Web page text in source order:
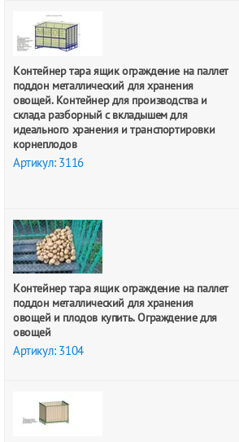
Контейнер тара ящик ограждение на паллет
поддон металлический для хранения
овощей. Контейнер для производства и
склада разборный с вкладышем для
идеального хранения и транспортировки
корнеплодов
Артикул: 3116
Контейнер тара ящик ограждение на паллет
поддон металлический для хранения
овощей и плодов купить. Ограждение для
овощей
Артикул: 3104